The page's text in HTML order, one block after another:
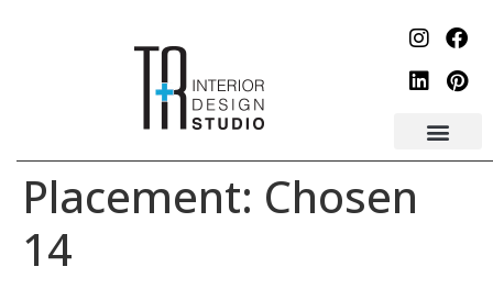
Placement: Chosen
14